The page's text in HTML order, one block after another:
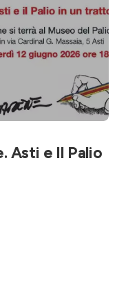
Asti e Il Palio